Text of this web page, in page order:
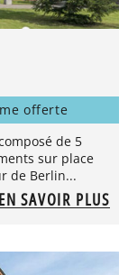
offerte
de 5
sur place
de Berlin...
EN SAVOIR PLUS